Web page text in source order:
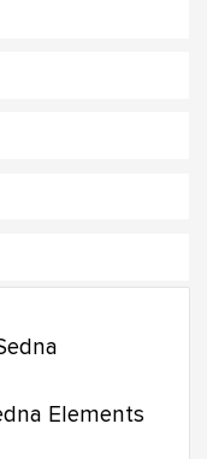
Elements